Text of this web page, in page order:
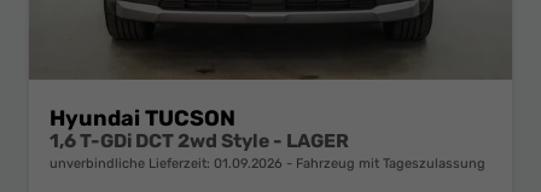
Hyundai TUCSON
1,6 T-GDi DCT 2wd Style - LAGER
unverbindliche Lieferzeit: 01.09.2026 Fahrzeug mit Tageszulassung